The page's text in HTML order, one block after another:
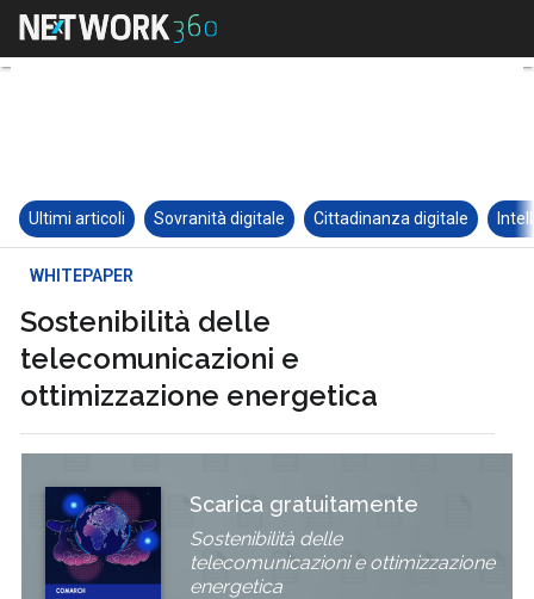
Ultimi articoli Sovranità digitale Cittadinanza digitale
WHITEPAPER
Sostenibilità delle
telecomunicazioni e
ottimizzazione energetica
Scarica gratuitamente
Sostenibilità delle
telecomunicazioni e ottimizzazione
energetica